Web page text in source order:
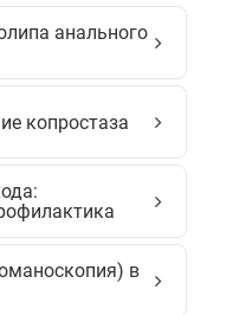
анального
копростаза
в